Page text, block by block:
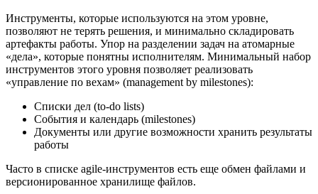
Инструменты, которые используются на этом уровне,
позволяют не терять решения, и минимально складировать
артефакты работы. Упор на разделении задач на атомарные
«дела», которые понятны исполнителям. Минимальный набор
инструментов этого уровня позволяет реализовать
«управление по вехам» (management by milestones):
Списки дел (to-do lists)
События и календарь (milestones)
Документы или другие возможности хранить результаты
работы
Часто в списке agile-инструментов есть еще обмен файлами и
версионированное хранилище файлов.